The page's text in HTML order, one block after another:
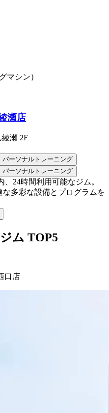
マシン）
瀬店
瀬 2F
パーソナルトレーニング
パーソナルトレーニング
、24時間利用可能なジム。
多彩な設備とプログラムを
ム TOP5
口店